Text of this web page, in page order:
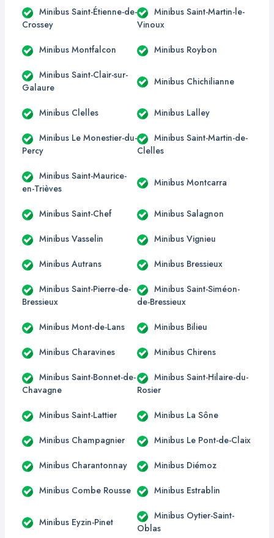
Minibus Saint-Étienne-de-
Crossey
Minibus Saint-Martin-le-
Vinoux
Minibus Montfalcon Minibus Roybon
Minibus Saint-Clair-sur-
Galaure
Minibus Chichilianne
Minibus Clelles Minibus Lalley
Minibus Le Monestier-du-
Percy
Minibus Saint-Martin-de-
Clelles
Minibus Saint-Maurice-
en-Trièves
Minibus Montcarra
Minibus Saint-Chef Minibus Salagnon
Minibus Vasselin Minibus Vignieu
Minibus Autrans Minibus Bressieux
Minibus Saint-Pierre-de-
Bressieux
Minibus Saint-Siméon-
de-Bressieux
Minibus Mont-de-Lans Minibus Bilieu
Minibus Charavines Minibus Chirens
Minibus Saint-Bonnet-de-
Chavagne
Minibus Saint-Hilaire-du-
Rosier
Minibus Saint-Lattier Minibus La Sône
Minibus Champagnier Minibus Le Pont-de-Claix
Minibus Charantonnay Minibus Diémoz
Minibus Combe Rousse Minibus Estrablin
Minibus Eyzin-Pinet
Minibus Oytier-Saint-
Oblas